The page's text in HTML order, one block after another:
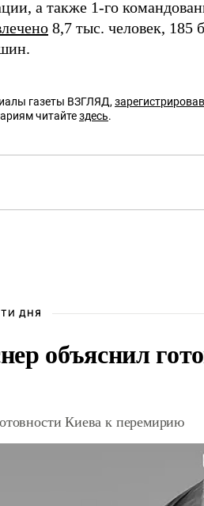
а также 1-го
8,7 тыс. человек, 185
газеты ВЗГЛЯД,
читайтездесь.
ДНЯ
объяснил
Киева к перемирию